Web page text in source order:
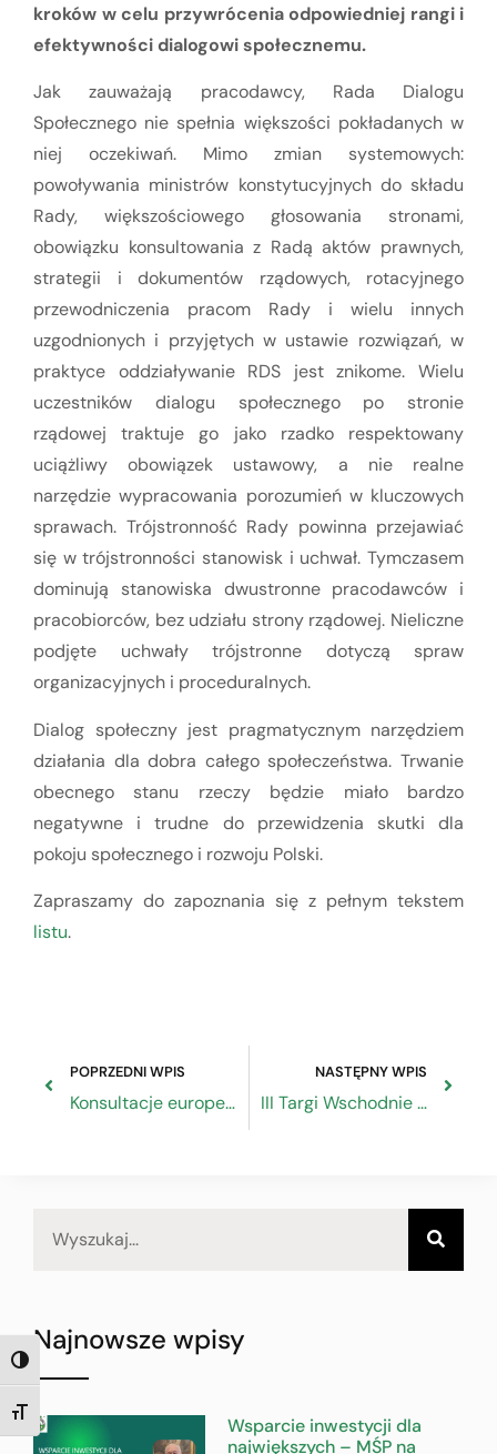
TOGGLE HIGH CONTRAST
TOGGLE FONT SIZE
kroków w celu przywrócenia odpowiedniej rangi i
efektywności dialogowi społecznemu.
Jak zauważają pracodawcy, Rada Dialogu
Społecznego nie spełnia większości pokładanych w
niej oczekiwań. Mimo zmian systemowych:
powoływania ministrów konstytucyjnych do składu
Rady, większościowego głosowania stronami,
obowiązku konsultowania z Radą aktów prawnych,
strategii i dokumentów rządowych, rotacyjnego
przewodniczenia pracom Rady i wielu innych
uzgodnionych i przyjętych w ustawie rozwiązań, w
praktyce oddziaływanie RDS jest znikome. Wielu
uczestników dialogu społecznego po stronie
rządowej traktuje go jako rzadko respektowany
uciążliwy obowiązek ustawowy, a nie realne
narzędzie wypracowania porozumień w kluczowych
sprawach. Trójstronność Rady powinna przejawiać
się w trójstronności stanowisk i uchwał. Tymczasem
dominują stanowiska dwustronne pracodawców i
pracobiorców, bez udziału strony rządowej. Nieliczne
podjęte uchwały trójstronne dotyczą spraw
organizacyjnych i proceduralnych.
Dialog społeczny jest pragmatycznym narzędziem
działania dla dobra całego społeczeństwa. Trwanie
obecnego stanu rzeczy będzie miało bardzo
negatywne i trudne do przewidzenia skutki dla
pokoju społecznego i rozwoju Polski.
Zapraszamy do zapoznania się z pełnym tekstem
listu.
POPRZEDNI WPIS
Konsultacje europejskie dotyczące przyszłości Unii Europejskiej
NASTĘPNY WPIS
III Targi Wschodnie w Rzeszowie
Najnowsze wpisy
Wsparcie inwestycji dla
największych – MŚP na